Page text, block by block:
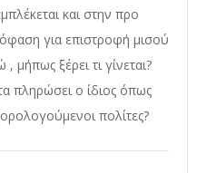
και στην προ
για επιστροφή μισού
μήπως ξέρει τι γίνεται?
πληρώσει ο ίδιος όπως
πολίτες?